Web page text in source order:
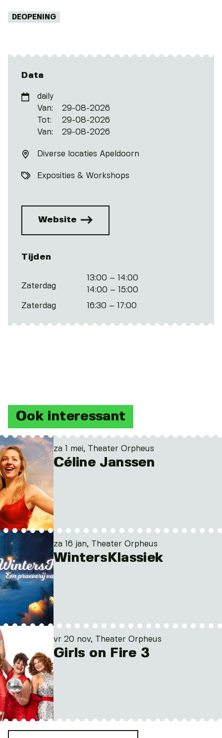
Tags:
DEOPENING
Data
daily
Van:
29-08-2026
Tot:
29-08-2026
Van:
29-08-2026
Diverse locaties Apeldoorn
Exposities & Workshops
Website
Tijden
Zaterdag
13:00 – 14:00
14:00 – 15:00
Zaterdag 16:30 – 17:00
Ook interessant
za 1 mei, Theater Orpheus
Céline Janssen
za 16 jan, Theater Orpheus
WintersKlassiek
vr 20 nov, Theater Orpheus
Girls on Fire 3